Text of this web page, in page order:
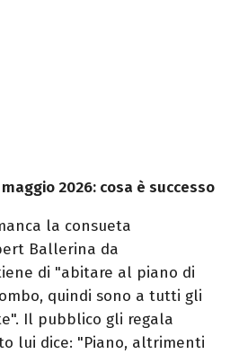
2026: cosa è successo
la consueta
Ballerina da
di "abitare al piano di
quindi sono a tutti gli
Il pubblico gli regala
lui dice: "Piano, altrimenti